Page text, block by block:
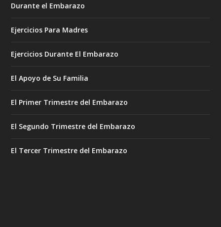
Durante el Embarazo
Ejercicios Para Madres
Ejercicios Durante El Embarazo
El Apoyo de Su Familia
El Primer Trimestre del Embarazo
El Segundo Trimestre del Embarazo
El Tercer Trimestre del Embarazo